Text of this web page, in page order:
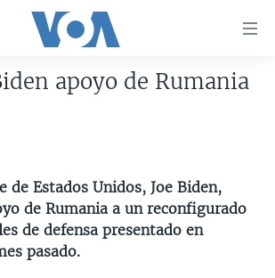
RUSIA
LATINA
apoyo de Rumania
de Estados Unidos, Joe Biden,
de Rumania a un reconfigurado
de defensa presentado en
pasado.